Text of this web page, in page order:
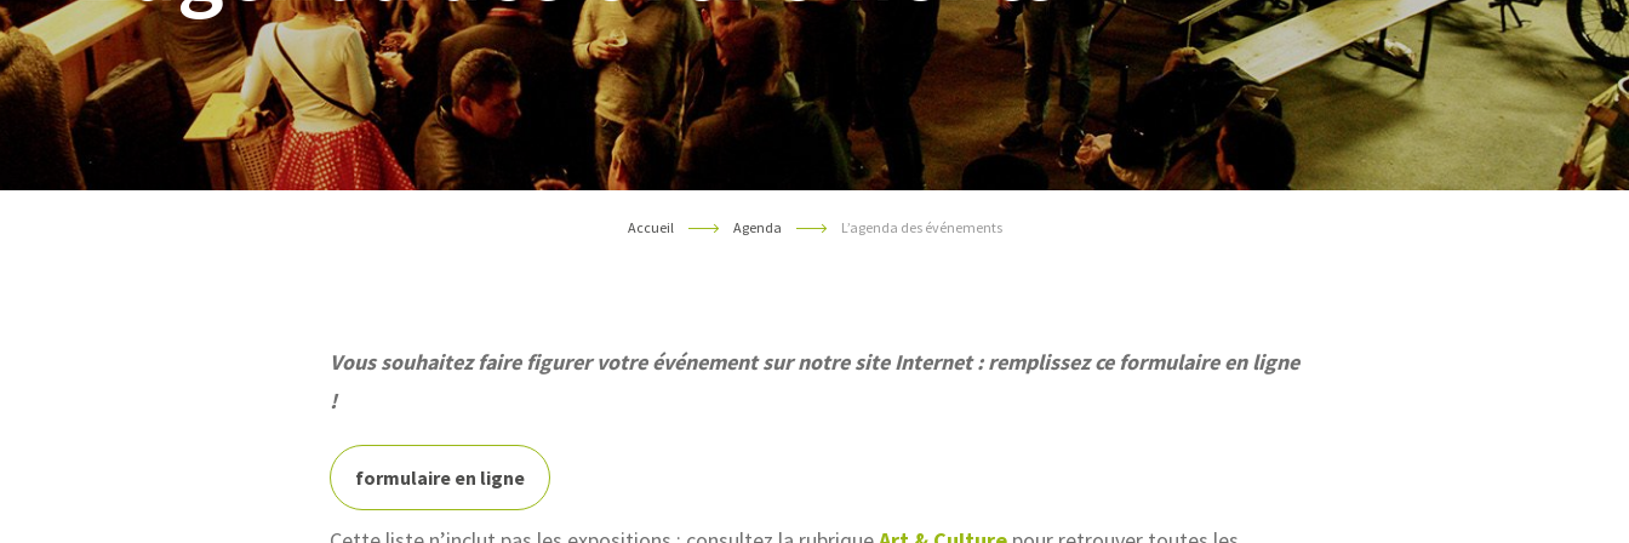
Accueil Agenda L’agenda des événements
Vous souhaitez faire figurer votre événement sur notre site Internet : remplissez ce formulaire en ligne
!
formulaire en ligne